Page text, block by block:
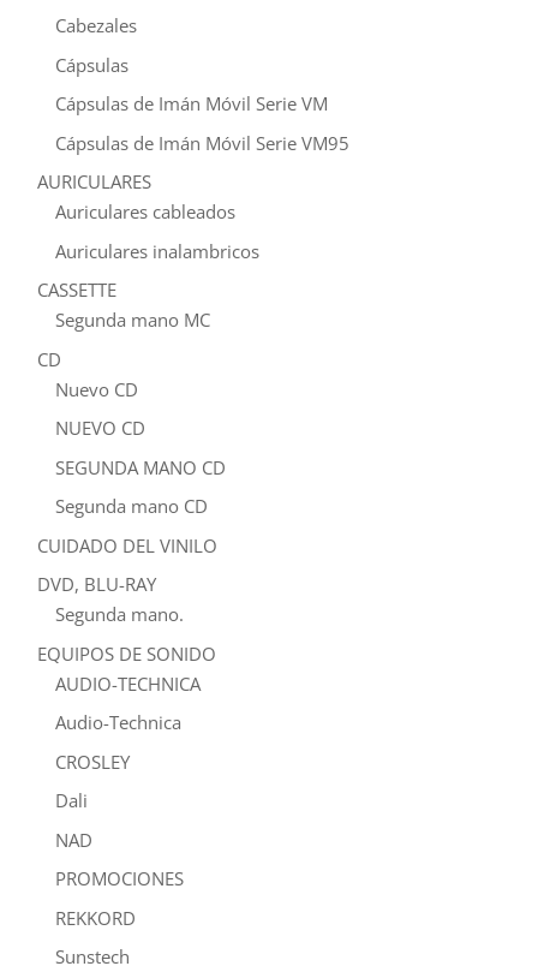
Cabezales
Cápsulas
Cápsulas de Imán Móvil Serie VM
Cápsulas de Imán Móvil Serie VM95
AURICULARES
Auriculares cableados
Auriculares inalambricos
CASSETTE
Segunda mano MC
CD
Nuevo CD
NUEVO CD
SEGUNDA MANO CD
Segunda mano CD
CUIDADO DEL VINILO
DVD, BLU-RAY
Segunda mano.
EQUIPOS DE SONIDO
AUDIO-TECHNICA
Audio-Technica
CROSLEY
Dali
NAD
PROMOCIONES
REKKORD
Sunstech